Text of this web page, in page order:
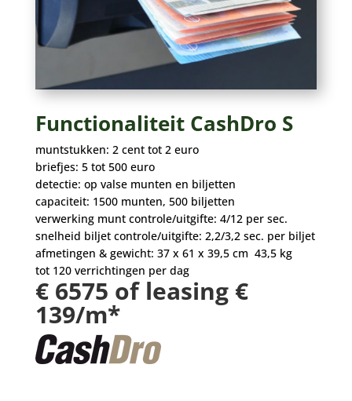
Functionaliteit CashDro S
muntstukken: 2 cent tot 2 euro
briefjes: 5 tot 500 euro
detectie: op valse munten en biljetten
capaciteit: 1500 munten, 500 biljetten
verwerking munt controle/uitgifte: 4/12 per sec.
snelheid biljet controle/uitgifte: 2,2/3,2 sec. per biljet
afmetingen & gewicht: 37 x 61 x 39,5 cm 43,5 kg
tot 120 verrichtingen per dag
€ 6575 of leasing €
139/m*